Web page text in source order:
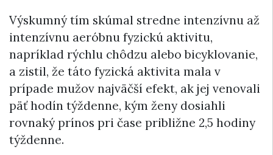
Výskumný tím skúmal stredne intenzívnu až
intenzívnu aeróbnu fyzickú aktivitu,
napríklad rýchlu chôdzu alebo bicyklovanie,
a zistil, že táto fyzická aktivita mala v
prípade mužov najväčší efekt, ak jej venovali
päť hodín týždenne, kým ženy dosiahli
rovnaký prínos pri čase približne 2,5 hodiny
týždenne.